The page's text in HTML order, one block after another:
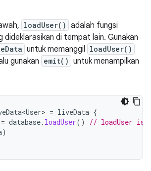
loadUser() adalah fungsi
dideklarasikan di tempat lain. Gunakan
untuk memanggil loadUser()
gunakan emit() untuk menampilkan
= liveData {
= database. loadUser()
// loadUser is
)